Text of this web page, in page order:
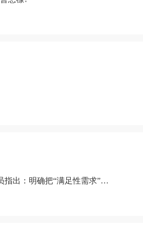
出：明确把“满足性需求”排